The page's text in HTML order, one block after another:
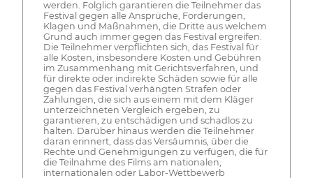
werden. Folglich garantieren die Teilnehmer das
Festival gegen alle Ansprüche, Forderungen,
Klagen und Maßnahmen, die Dritte aus welchem
Grund auch immer gegen das Festival ergreifen.
Die Teilnehmer verpflichten sich, das Festival für
alle Kosten, insbesondere Kosten und Gebühren
im Zusammenhang mit Gerichtsverfahren, und
für direkte oder indirekte Schäden sowie für alle
gegen das Festival verhängten Strafen oder
Zahlungen, die sich aus einem mit dem Kläger
unterzeichneten Vergleich ergeben, zu
garantieren, zu entschädigen und schadlos zu
halten. Darüber hinaus werden die Teilnehmer
daran erinnert, dass das Versäumnis, über die
Rechte und Genehmigungen zu verfügen, die für
die Teilnahme des Films am nationalen,
internationalen oder Labor-Wettbewerb